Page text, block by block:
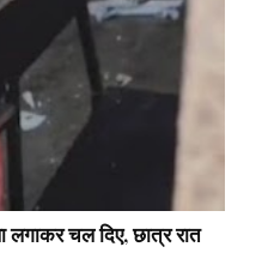
लगाकर चल दिए, छात्र रात